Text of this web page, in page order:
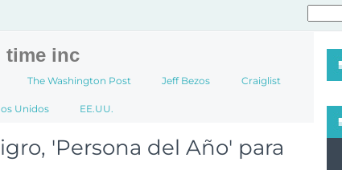
time inc
The Washington Post Jeff Bezos Craiglist
Unidos EE.UU.
'Persona del Año' para